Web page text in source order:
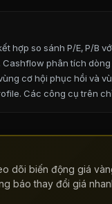
hợp so sánh P/E, P/B
phân tích
cơ hội phục hồi và
Các công cụ trên
dõi biến động giá
báo thay đổi giá